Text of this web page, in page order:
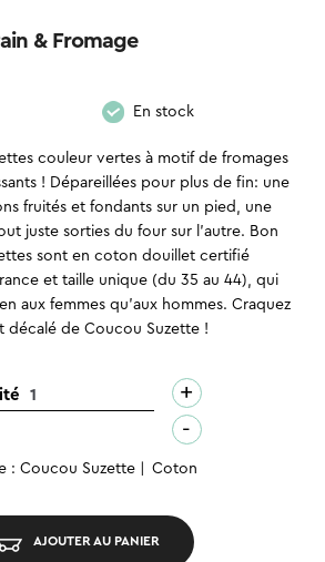
& Fromage
En stock
couleur vertes à motif de fromages
! Dépareillées pour plus de fin: une
fruités et fondants sur un pied, une
juste sorties du four sur l’autre. Bon
sont en coton douillet certifié
et taille unique (du 35 au 44), qui
aux femmes qu’aux hommes. Craquez
décalé de Coucou Suzette !
quantité
-
Fromage
+
-
: Coucou Suzette Coton
AJOUTER AU PANIER